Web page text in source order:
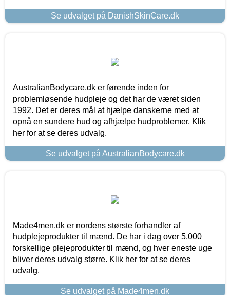
Se udvalget på DanishSkinCare.dk
AustralianBodycare.dk er førende inden for
problemløsende hudpleje og det har de været siden
1992. Det er deres mål at hjælpe danskerne med at
opnå en sundere hud og afhjælpe hudproblemer. Klik
her for at se deres udvalg.
Se udvalget på AustralianBodycare.dk
Made4men.dk er nordens største forhandler af
hudplejeprodukter til mænd. De har i dag over 5.000
forskellige plejeprodukter til mænd, og hver eneste uge
bliver deres udvalg større. Klik her for at se deres
udvalg.
Se udvalget på Made4men.dk